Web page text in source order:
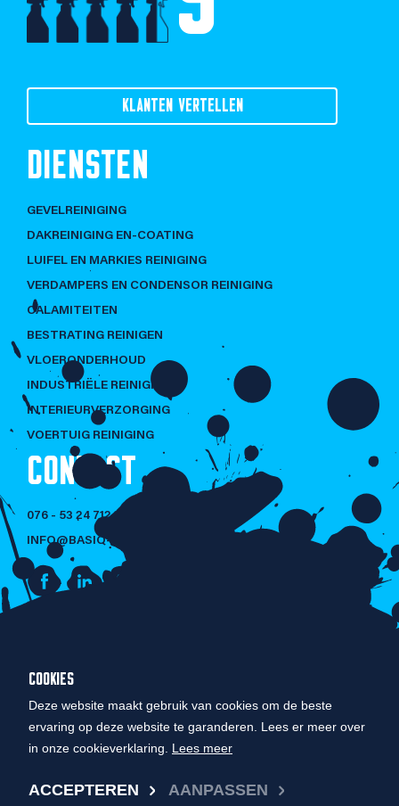
COOKIES
Deze website maakt gebruik van cookies om de beste
ervaring op deze website te garanderen. Lees er meer over
in onze cookieverklaring. Lees meer
ACCEPTEREN AANPASSEN
KLANTEN VERTELLEN
DIENSTEN
GEVELREINIGING
DAKREINIGING EN-COATING
LUIFEL EN MARKIES REINIGING
VERDAMPERS EN CONDENSOR REINIGING
CALAMITEITEN
BESTRATING REINIGEN
VLOERONDERHOUD
INDUSTRIËLE REINIGING
INTERIEURVERZORGING
VOERTUIG REINIGING
CONTACT
076 - 53 24 712
INFO@BASIQ-CLEANING.NL
MAAR POETSEN!
PRIVACY BELEID
DESIGN BY 9|CA